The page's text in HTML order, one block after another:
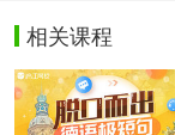
样，水火不容，
或者在Hund前
例如：
相关课程